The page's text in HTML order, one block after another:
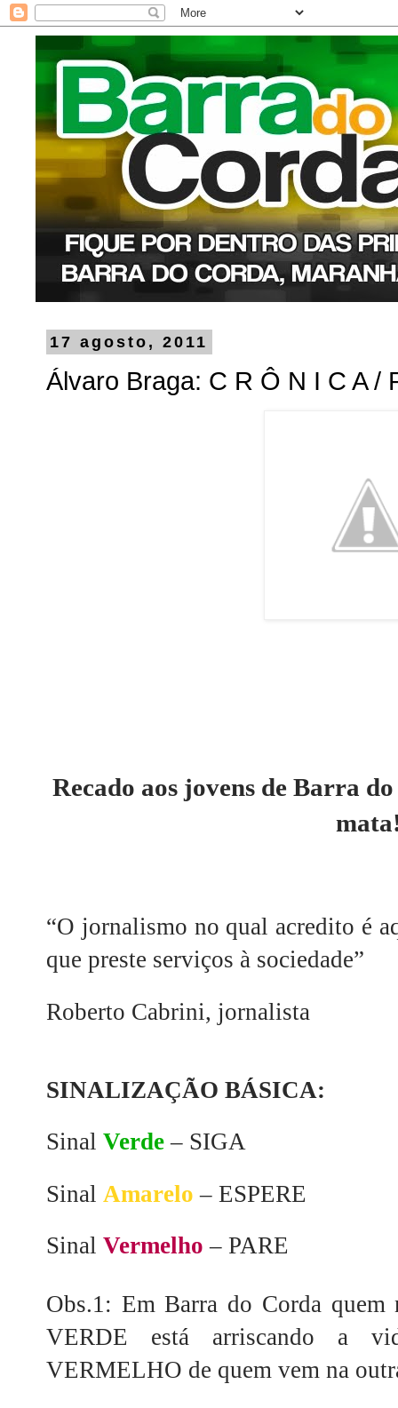
17 agosto, 2011
Álvaro Braga: C R Ô N I C A /
Recado aos jovens de Barra
“O jornalismo no qual acredito é
que preste serviços à sociedade”
Roberto Cabrini, jornalista
SINALIZAÇÃO BÁSICA:
Sinal Verde – SIGA
Sinal Amarelo – ESPERE
Sinal Vermelho – PARE
Obs.1: Em Barra do Corda
VERDE está arriscando a
VERMELHO de quem vem na